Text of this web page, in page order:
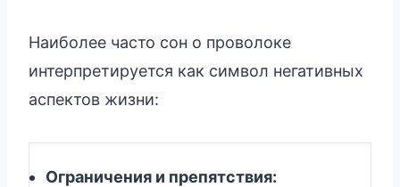
Наиболее часто сон о проволоке
интерпретируется как символ негативных
аспектов жизни:
Ограничения и препятствия: